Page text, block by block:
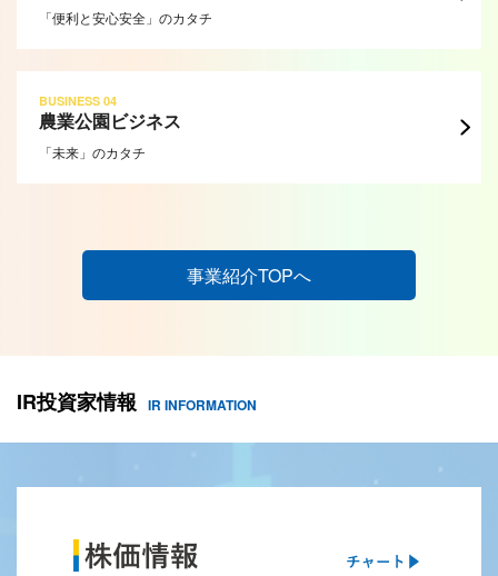
「便利と安心安全」のカタチ
BUSINESS 04
農業公園ビジネス
「未来」のカタチ
事業紹介TOPへ
IR投資家情報 IR INFORMATION